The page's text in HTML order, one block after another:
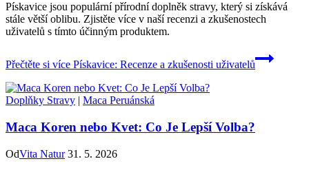
Pískavice jsou populární přírodní doplněk stravy, který si získává
stále větší oblibu. Zjistěte více v naší recenzi a zkušenostech
uživatelů s tímto účinným produktem.
Přečtěte si více Pískavice: Recenze a zkušenosti uživatelů
Doplňky Stravy | Maca Peruánská
Maca Koren nebo Kvet: Co Je Lepší Volba?
OdVita Natur 31. 5. 2026